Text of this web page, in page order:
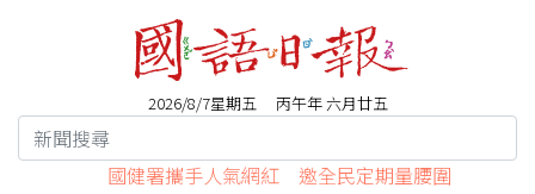
2026/8/7星期五 丙午年 六月廿五
國健署攜手人氣網紅 邀全民定期量腰圍